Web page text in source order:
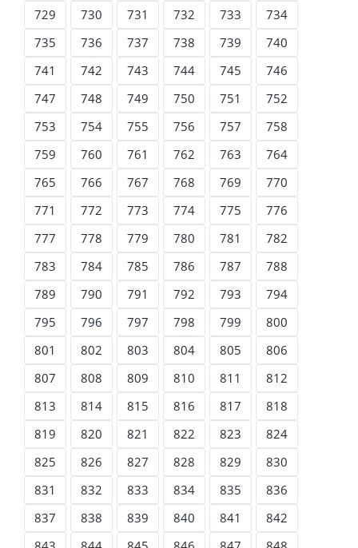
729
730 731 732 733
734
735
736 737 738 739
740
741
742 743 744 745
746
747
748 749 750 751
752
753
754 755 756 757
758
759
760 761 762 763
764
765
766 767 768 769
770
771
772 773 774 775
776
777
778 779 780 781
782
783
784 785 786 787
788
789
790 791 792 793
794
795
796 797 798 799
800
801
802 803 804 805
806
807
808 809 810 811
812
813
814 815 816 817
818
819
820 821 822 823
824
825
826 827 828 829
830
831
832 833 834 835
836
837
838 839 840 841
842